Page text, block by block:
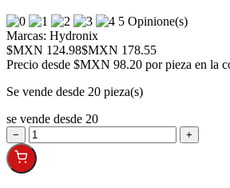
5 Opinione(s)
Marcas: Hydronix
$MXN 124.98$MXN 178.55
Precio desde $MXN 98.20 por pieza en la
Se vende desde 20 pieza(s)
se vende desde 20
− +